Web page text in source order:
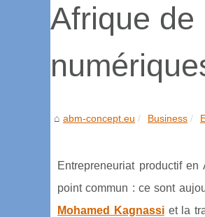
Afrique de
abm-concept.eu Business
Entrepreneuriat productif
point commun : ce sont
Mohamed Kagnassiet la